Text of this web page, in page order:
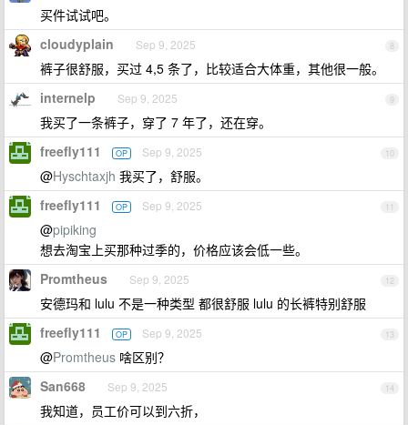
买件试试吧。
8
cloudyplain Sep 9, 2025
裤子很舒服，买过 4,5 条了，比较适合大体重，其他很一般。
9
internelp Sep 9, 2025
我买了一条裤子，穿了 7 年了，还在穿。
10
freefly111 OP Sep 9, 2025
@Hyschtaxjh 我买了，舒服。
11
freefly111 OP Sep 9, 2025
@pipiking
想去淘宝上买那种过季的，价格应该会低一些。
12
Promtheus Sep 9, 2025
安德玛和 lulu 不是一种类型 都很舒服 lulu 的长裤特别舒服
13
freefly111 OP Sep 9, 2025
@Promtheus 啥区别？
14
San668 Sep 9, 2025
我知道，员工价可以到六折，